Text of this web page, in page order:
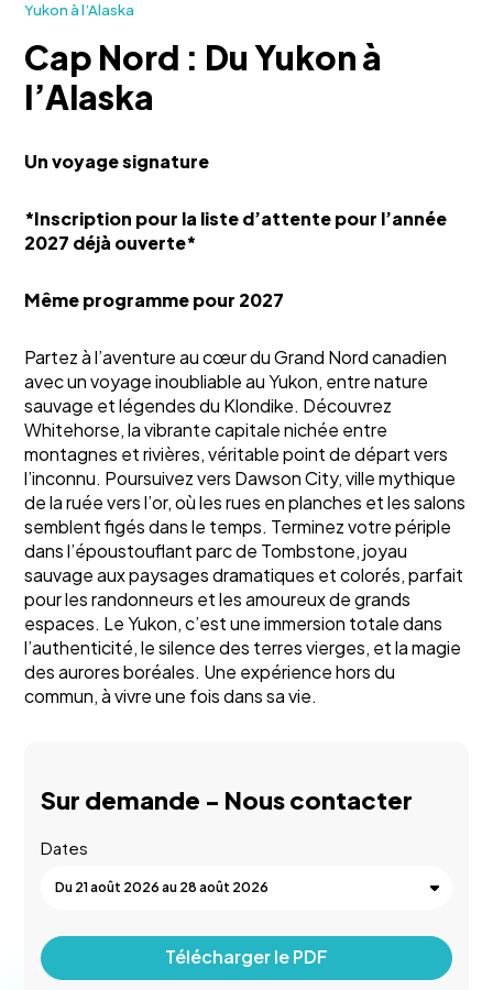
Yukon à l’Alaska
Cap Nord : Du Yukon à
l’Alaska
Un voyage signature
*Inscription pour la liste d’attente pour l’année
2027 déjà ouverte*
Même programme pour 2027
Partez à l’aventure au cœur du Grand Nord canadien
avec un voyage inoubliable au Yukon, entre nature
sauvage et légendes du Klondike. Découvrez
Whitehorse, la vibrante capitale nichée entre
montagnes et rivières, véritable point de départ vers
l’inconnu. Poursuivez vers Dawson City, ville mythique
de la ruée vers l’or, où les rues en planches et les salons
semblent figés dans le temps. Terminez votre périple
dans l’époustouflant parc de Tombstone, joyau
sauvage aux paysages dramatiques et colorés, parfait
pour les randonneurs et les amoureux de grands
espaces. Le Yukon, c’est une immersion totale dans
l’authenticité, le silence des terres vierges, et la magie
des aurores boréales. Une expérience hors du
commun, à vivre une fois dans sa vie.
Sur demande - Nous contacter
Dates
Télécharger le PDF